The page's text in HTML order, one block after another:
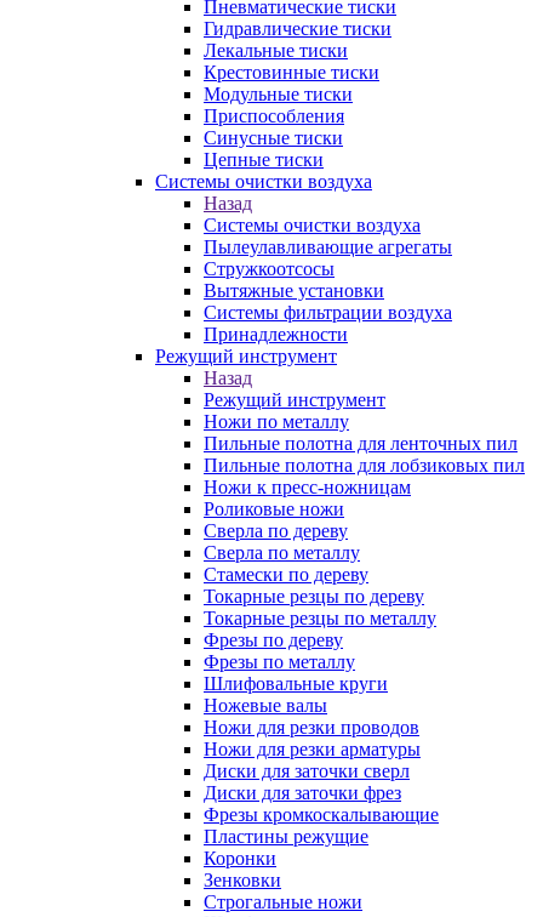
Пневматические тиски
Гидравлические тиски
Лекальные тиски
Крестовинные тиски
Модульные тиски
Приспособления
Синусные тиски
Цепные тиски
Системы очистки воздуха
Назад
Системы очистки воздуха
Пылеулавливающие агрегаты
Стружкоотсосы
Вытяжные установки
Системы фильтрации воздуха
Принадлежности
Режущий инструмент
Назад
Режущий инструмент
Ножи по металлу
Пильные полотна для ленточных пил
Пильные полотна для лобзиковых пил
Ножи к пресс-ножницам
Роликовые ножи
Сверла по дереву
Сверла по металлу
Стамески по дереву
Токарные резцы по дереву
Токарные резцы по металлу
Фрезы по дереву
Фрезы по металлу
Шлифовальные круги
Ножевые валы
Ножи для резки проводов
Ножи для резки арматуры
Диски для заточки сверл
Диски для заточки фрез
Фрезы кромкоскалывающие
Пластины режущие
Коронки
Зенковки
Строгальные ножи